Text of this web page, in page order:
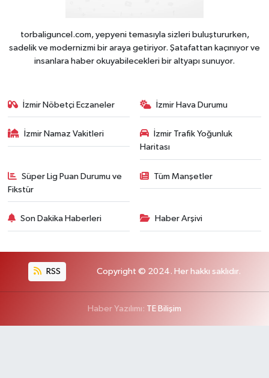
torbaliguncel.com, yepyeni temasıyla sizleri buluştururken,
sadelik ve modernizmi bir araya getiriyor. Şatafattan kaçınıyor ve
insanlara haber okuyabilecekleri bir altyapı sunuyor.
İzmir Nöbetçi Eczaneler İzmir Hava Durumu
İzmir Namaz Vakitleri
İzmir Trafik Yoğunluk
Haritası
Süper Lig Puan Durumu ve
Fikstür
Tüm Manşetler
Son Dakika Haberleri Haber Arşivi
RSS Copyright © 2024. Her hakkı saklıdır.
Haber Yazılımı: TE Bilişim